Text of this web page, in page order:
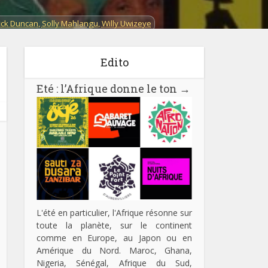
Duncan, Solly Mahlangu,Willy Uwizeye
Zimbabwe
Edito
Eté : l’Afrique donne le ton →
L'été en particulier, l'Afrique résonne sur
toute la planète, sur le continent
comme en Europe, au Japon ou en
Amérique du Nord. Maroc, Ghana,
Nigeria, Sénégal, Afrique du Sud,